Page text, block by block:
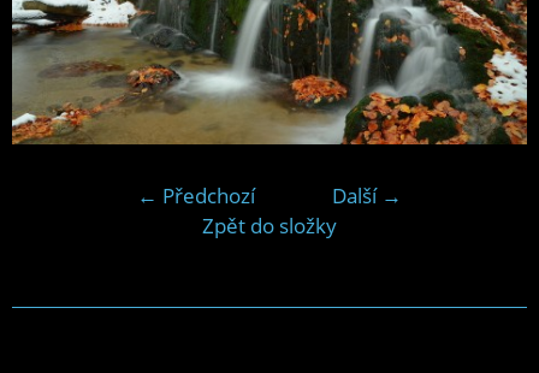
← Předchozí
Další →
Zpět do složky